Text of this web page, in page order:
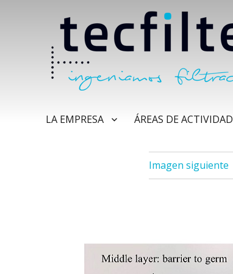
LA EMPRESA ÁREAS DE ACTIVIDAD
Imagen siguiente